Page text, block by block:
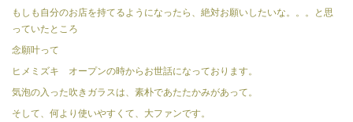
もしも自分のお店を持てるようになったら、絶対お願いしたいな。。。と思
っていたところ
念願叶って
ヒメミズキ オープンの時からお世話になっております。
気泡の入った吹きガラスは、素朴であたたかみがあって。
そして、何より使いやすくて、大ファンです。